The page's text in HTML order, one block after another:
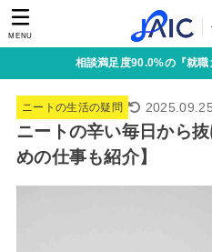
MENU
相談満足度90.0%の『就
ニートの生活の疑問 2025.09.25
ニートの辛い毎日から
めの仕事も紹介】